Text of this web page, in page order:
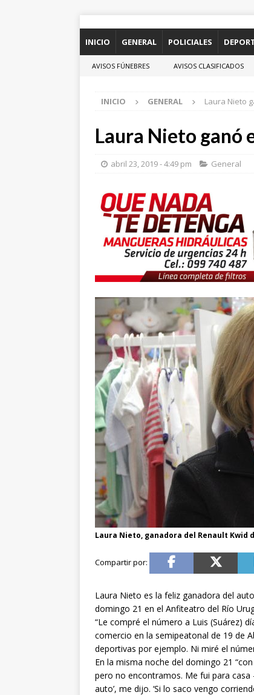
INICIO GENERAL POLICIALES
AVISOS FÚNEBRES AVISOS CLASIFICADOS
INICIO GENERAL Laura Nieto
Laura Nieto ganó
abril 23, 2019 - 4:49 pm General
Laura Nieto, ganadora del Renault Kwid
Laura Nieto es la feliz ganadora del
domingo 21 en el Anfiteatro del Río
“Le compré el número a Luis (Suárez)
comercio en la semipeatonal de 19 de
deportivas por ejemplo. Ni miré el
En la misma noche del domingo 21
pero no encontramos. Me fui para casa
auto’, me dijo. ‘Si lo saco vengo